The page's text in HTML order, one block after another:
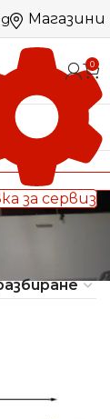
Магазини
0
за сервиз